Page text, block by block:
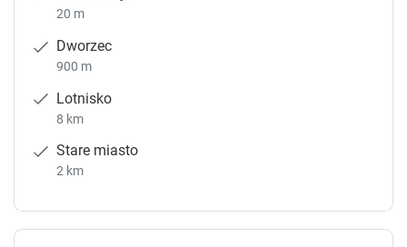
20 m
Dworzec
900 m
Lotnisko
8 km
Stare miasto
2 km